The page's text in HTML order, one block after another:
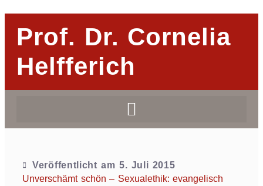
Prof. Dr. Cornelia
Helfferich
Veröffentlicht am 5. Juli 2015
Unverschämt schön – Sexualethik: evangelisch